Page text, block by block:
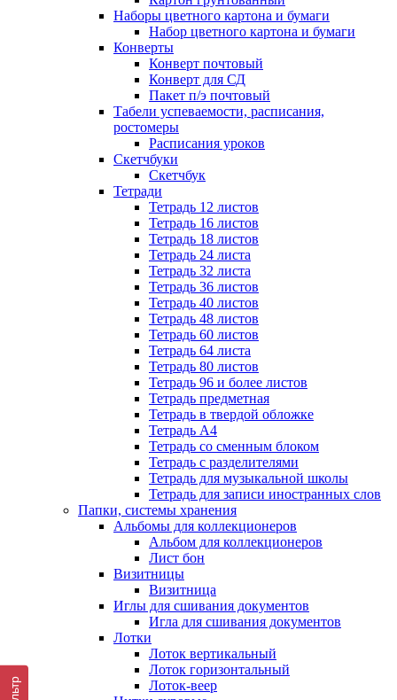
Наборы цветного картона и бумаги
Набор цветного картона и бумаги
Конверты
Конверт почтовый
Конверт для СД
Пакет п/э почтовый
Табели успеваемости, расписания,
ростомеры
Расписания уроков
Скетчбуки
Скетчбук
Тетради
Тетрадь 12 листов
Тетрадь 16 листов
Тетрадь 18 листов
Тетрадь 24 листа
Тетрадь 32 листа
Тетрадь 36 листов
Тетрадь 40 листов
Тетрадь 48 листов
Тетрадь 60 листов
Тетрадь 64 листа
Тетрадь 80 листов
Тетрадь 96 и более листов
Тетрадь предметная
Тетрадь в твердой обложке
Тетрадь А4
Тетрадь со сменным блоком
Тетрадь с разделителями
Тетрадь для музыкальной школы
Тетрадь для записи иностранных слов
Папки, системы хранения
Альбомы для коллекционеров
Альбом для коллекционеров
Лист бон
Визитницы
Визитница
Иглы для сшивания документов
Игла для сшивания документов
Лотки
Лоток вертикальный
Лоток горизонтальный
Лоток-веер